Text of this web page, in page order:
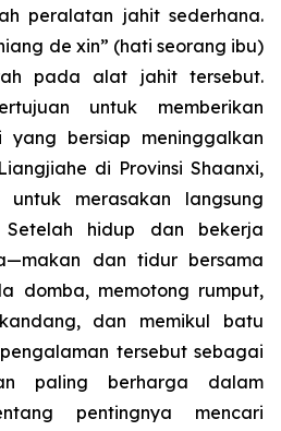
peralatan jahit sederhana.
de xin” (hati seorang ibu)
pada alat jahit tersebut.
untuk memberikan
bersiap meninggalkan
di Provinsi Shaanxi,
merasakan langsung
hidup dan bekerja
dan tidur bersama
domba, memotong rumput,
dan memikul batu
tersebut sebagai
paling berharga dalam
pentingnya mencari